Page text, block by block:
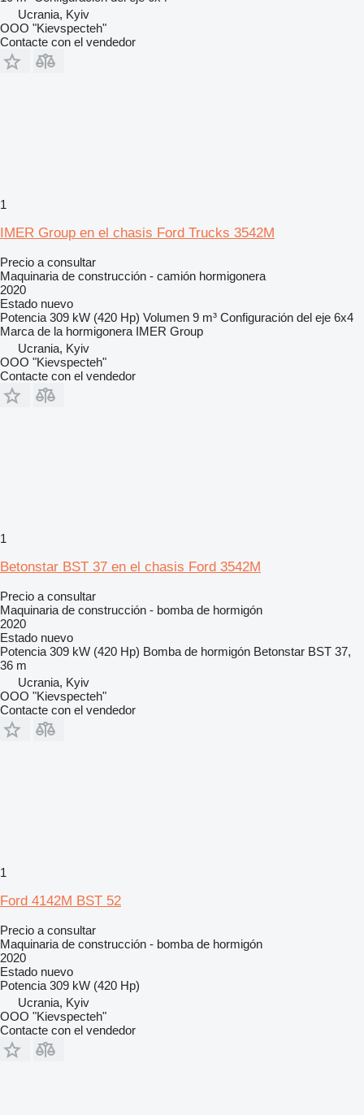
Ucrania, Kyiv
OOO "Kievspecteh"
Contacte con el vendedor
1
IMER Group en el chasis Ford Trucks 3542M
Precio a consultar
Maquinaria de construcción - camión hormigonera
2020
Estado nuevo
Potencia 309 kW (420 Hp) Volumen 9 m³ Configuración del eje 6x4
Marca de la hormigonera IMER Group
Ucrania, Kyiv
OOO "Kievspecteh"
Contacte con el vendedor
1
Betonstar BST 37 en el chasis Ford 3542M
Precio a consultar
Maquinaria de construcción - bomba de hormigón
2020
Estado nuevo
Potencia 309 kW (420 Hp) Bomba de hormigón Betonstar BST 37,
36 m
Ucrania, Kyiv
OOO "Kievspecteh"
Contacte con el vendedor
1
Ford 4142M BST 52
Precio a consultar
Maquinaria de construcción - bomba de hormigón
2020
Estado nuevo
Potencia 309 kW (420 Hp)
Ucrania, Kyiv
OOO "Kievspecteh"
Contacte con el vendedor